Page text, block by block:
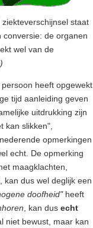
staat
de organen
wel van de
heeft opgewekt
tijd aanleiding geven
uitdrukking zijn
kan slikken",
opmerkingen
echt. De opmerking
maagklachten,
kan dus wel deglijk een
doofheid" heeft
, kan dus echt
niet bewust, maar kan